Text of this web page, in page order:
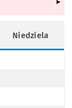
Niedziela